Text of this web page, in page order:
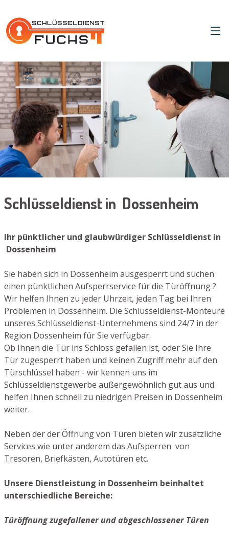
Schlüsseldienst in Dossenheim
Ihr pünktlicher und glaubwürdiger Schlüsseldienst in
Dossenheim
Sie haben sich in Dossenheim ausgesperrt und suchen
einen pünktlichen Aufsperrservice für die Türöffnung ?
Wir helfen Ihnen zu jeder Uhrzeit, jeden Tag bei Ihren
Problemen in Dossenheim. Die Schlüsseldienst-Monteure
unseres Schlüsseldienst-Unternehmens sind 24/7 in der
Region Dossenheim für Sie verfügbar.
Ob Ihnen die Tür ins Schloss gefallen ist, oder Sie Ihre
Tür zugesperrt haben und keinen Zugriff mehr auf den
Türschlüssel haben - wir kennen uns im
Schlüsseldienstgewerbe außergewöhnlich gut aus und
helfen Ihnen schnell zu niedrigen Preisen in Dossenheim
weiter.
Neben der der Öffnung von Türen bieten wir zusätzliche
Services wie unter anderem das Aufsperren von
Tresoren, Briefkästen, Autotüren etc.
Unsere Dienstleistung in Dossenheim beinhaltet
unterschiedliche Bereiche:
Türöffnung zugefallener und abgeschlossener Türen